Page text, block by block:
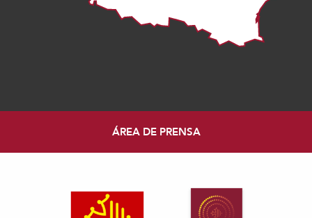
ÁREA DE PRENSA